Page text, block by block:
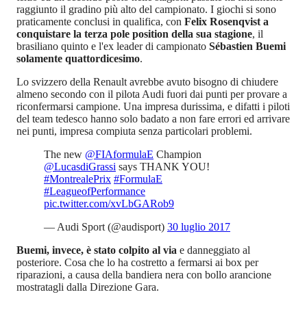
raggiunto il gradino più alto del campionato. I giochi si sono
praticamente conclusi in qualifica, con Felix Rosenqvist a
conquistare la terza pole position della sua stagione, il
brasiliano quinto e l'ex leader di campionato Sébastien Buemi
solamente quattordicesimo.
Lo svizzero della Renault avrebbe avuto bisogno di chiudere
almeno secondo con il pilota Audi fuori dai punti per provare a
riconfermarsi campione. Una impresa durissima, e difatti i piloti
del team tedesco hanno solo badato a non fare errori ed arrivare
nei punti, impresa compiuta senza particolari problemi.
The new @FIAformulaE Champion
@LucasdiGrassi says THANK YOU!
#MontrealePrix #FormulaE
#LeagueofPerformance
pic.twitter.com/xvLbGARob9
— Audi Sport (@audisport) 30 luglio 2017
Buemi, invece, è stato colpito al via e danneggiato al
posteriore. Cosa che lo ha costretto a fermarsi ai box per
riparazioni, a causa della bandiera nera con bollo arancione
mostratagli dalla Direzione Gara.